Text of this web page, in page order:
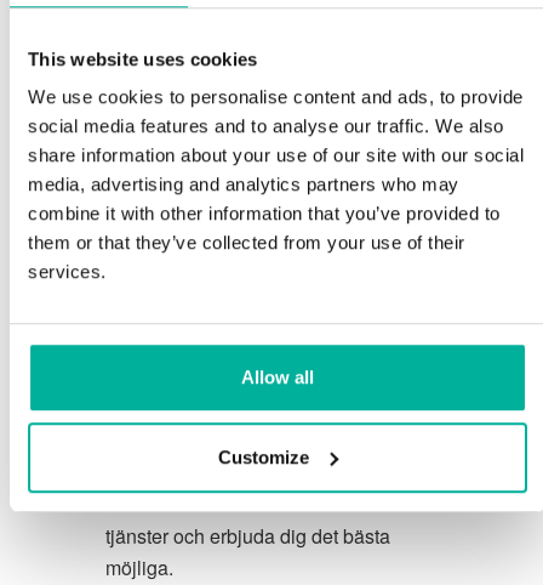
This website uses cookies
We use cookies to personalise content and ads, to provide
social media features and to analyse our traffic. We also
share information about your use of our site with our social
media, advertising and analytics partners who may
combine it with other information that you’ve provided to
them or that they’ve collected from your use of their
services.
Allow all
Customize
Support
Du förtjänar att ha de allra bästa
förutsättningarna för din verksamhet.
Vi har en trevlig och kunnig
tjänster.
Vi strävar efter att överträfa dina
förstklassig service. Vi lär oss av din
feedback så att vi kan förbättra våra
tjänster och erbjuda dig det bästa
möjliga.